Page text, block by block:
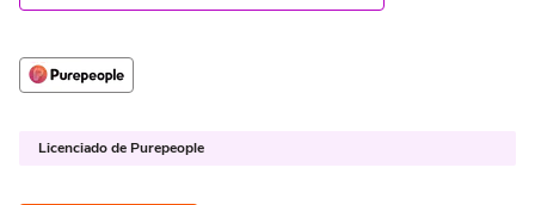
Licenciado de Purepeople